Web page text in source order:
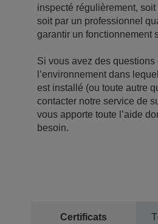
inspecté régulièrement, soit
soit par un professionnel
garantir un fonctionnement
Si vous avez des questions
l’environnement dans
est installé (ou toute autre
contacter notre service de
vous apporte toute l’aide
besoin.
Certificats